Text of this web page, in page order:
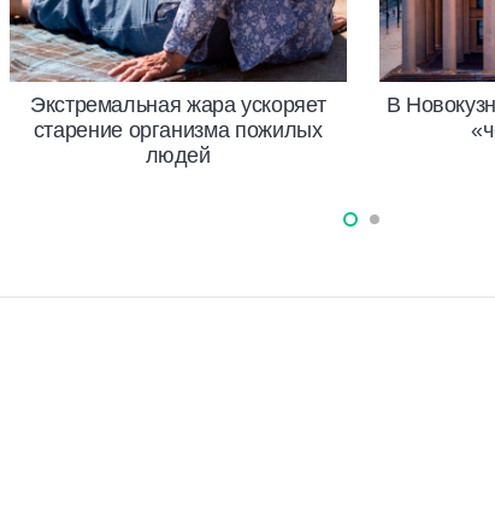
Экстремальная жара ускоряет
старение организма пожилых
людей
В